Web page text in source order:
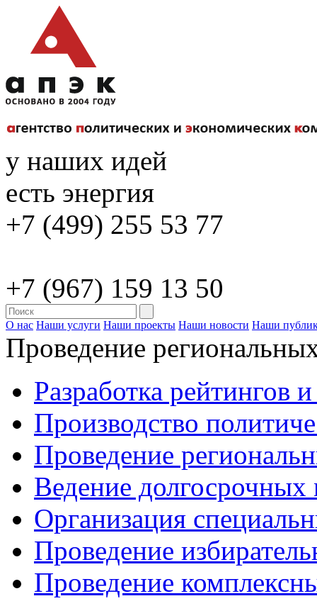
у наших идей
есть энергия
+7 (499) 255 53 77
+7 (967) 159 13 50
О нас Наши услуги Наши проекты Наши новости Наши
Проведение
Разработка рейтингов
Производство
Проведение
Ведение долгосрочных
Организация
Проведение
Проведение